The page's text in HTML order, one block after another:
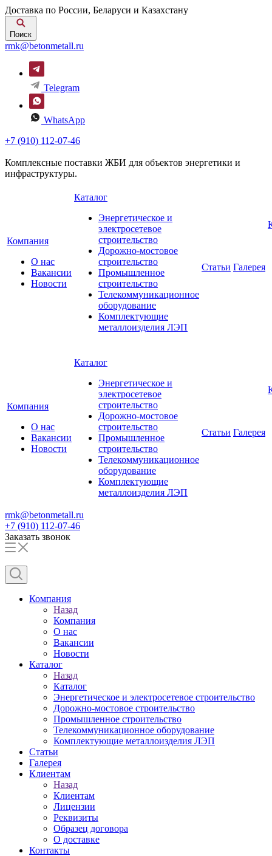
Доставка по России, Беларуси и Казахстану
Поиск
rmk@betonmetall.ru
Telegram
WhatsApp
+7 (910) 112-07-46
Комплексные поставки ЖБИ для объектов энергетики и
инфраструктуры.
Компания
О нас
Вакансии
Новости
Каталог
Энергетическое и
электросетевое
строительство
Дорожно-мостовое
строительство
Промышленное
строительство
Телекоммуникационное
оборудование
Комплектующие
металлоизделия ЛЭП
Статьи Галерея
Компания
О нас
Вакансии
Новости
Каталог
Энергетическое и
электросетевое
строительство
Дорожно-мостовое
строительство
Промышленное
строительство
Телекоммуникационное
оборудование
Комплектующие
металлоизделия ЛЭП
Статьи Галерея
rmk@betonmetall.ru
+7 (910) 112-07-46
Заказать звонок
Компания
Назад
Компания
О нас
Вакансии
Новости
Каталог
Назад
Каталог
Энергетическое и электросетевое строительство
Дорожно-мостовое строительство
Промышленное строительство
Телекоммуникационное оборудование
Комплектующие металлоизделия ЛЭП
Статьи
Галерея
Клиентам
Назад
Клиентам
Лицензии
Реквизиты
Образец договора
О доставке
Контакты